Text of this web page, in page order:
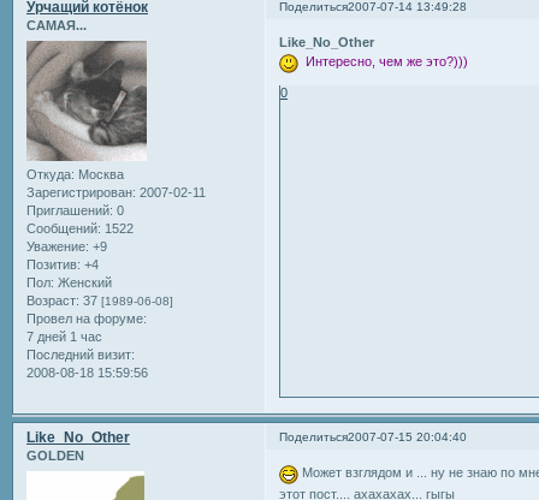
Поделиться2007-07-14 13:49:28
Урчащий котёнок
САМАЯ...
Откуда: Москва
Зарегистрирован: 2007-02-11
Приглашений: 0
Сообщений: 1522
Уважение: +9
Позитив: +4
Пол: Женский
Возраст: 37 [1989-06-08]
Провел на форуме:
7 дней 1 час
Последний визит:
2008-08-18 15:59:56
Like_No_Other
Интересно, чем же это?)))
0
Поделиться2007-07-15 20:04:40
Like_No_Other
GOLDEN
Может взглядом и ... ну не знаю по
этот пост.... ахахахах... гыгы